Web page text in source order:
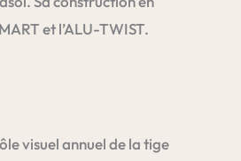
et l’ALU-TWIST.
visuel annuel de la tige